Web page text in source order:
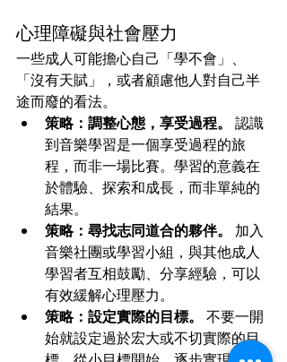
心理障礙與社會壓力
一些成人可能擔心自己「學不會」、
「沒有天賦」，或者顧慮他人對自己半
途而廢的看法。
策略：調整心態，享受過程。
認識
到音樂學習是一個享受過程的旅
程，而非一場比賽。學習的意義在
於體驗、探索和成長，而非單純的
結果。
策略：尋找志同道合的夥伴。
加入
音樂社團或學習小組，與其他成人
學習者互相鼓勵、分享經驗，可以
有效緩解心理壓力。
策略：設定實際的目標。
不要一開
始就設定過於宏大或不切實際的目